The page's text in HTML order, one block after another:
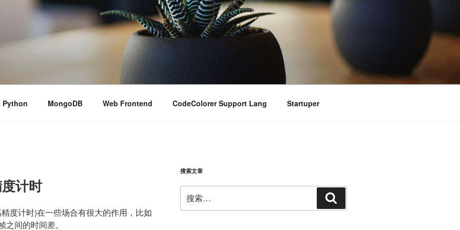
Python MongoDB Web Frontend CodeColorer Support Lang Startuper
计时
度计时)在一些场合有很大的作用，比如
间的时间差。
搜索文章
索：
索